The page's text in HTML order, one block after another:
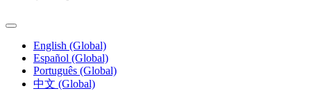
English (Global)
Español (Global)
Português (Global)
中文 (Global)